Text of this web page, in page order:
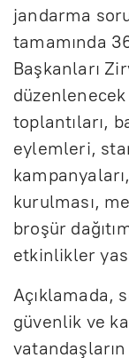
jandarma
tamamında
Başkanları
düzenlenecek
toplantıları,
eylemleri,
kurulması,
broşür
etkinlikler
Açıklamada,
güvenlik ve